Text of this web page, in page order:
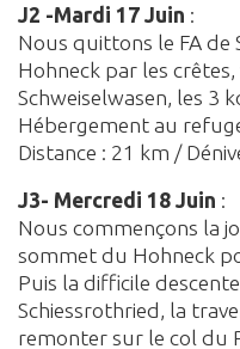
J2 -Mardi 17 Juin :
Nous quittons le FA de
Hohneck par les
Schweiselwasen, les 3
Hébergement au
Distance : 21 km /
J3- Mercredi 18 Juin :
Nous commençons la
sommet du Hohneck
Puis la difficile
Schiessrothried, la
remonter sur le col du